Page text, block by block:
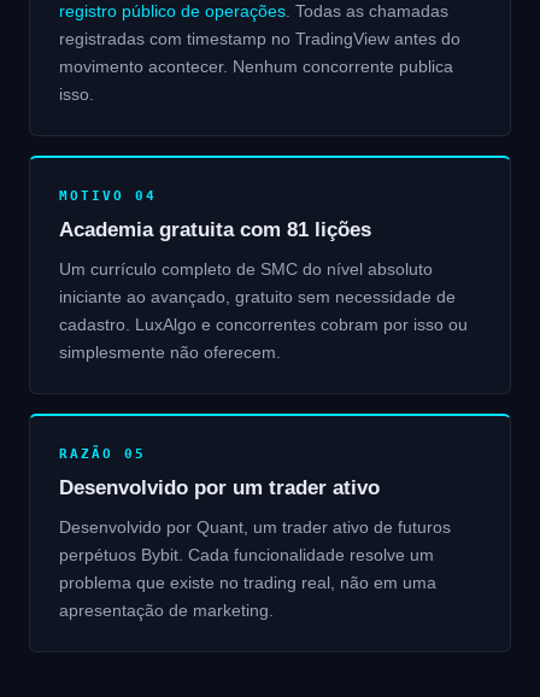
registro público de operações . Todas as chamadas
registradas com timestamp no TradingView antes do
movimento acontecer. Nenhum concorrente publica
isso.
MOTIVO 04
Academia gratuita com 81 lições
Um currículo completo de SMC do nível absoluto
iniciante ao avançado, gratuito sem necessidade de
cadastro. LuxAlgo e concorrentes cobram por isso ou
simplesmente não oferecem.
RAZÃO 05
Desenvolvido por um trader ativo
Desenvolvido por Quant, um trader ativo de futuros
perpétuos Bybit. Cada funcionalidade resolve um
problema que existe no trading real, não em uma
apresentação de marketing.